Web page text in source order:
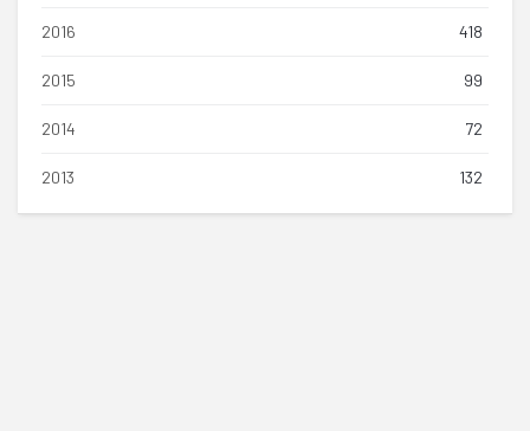
2016 418
2015 99
2014 72
2013 132